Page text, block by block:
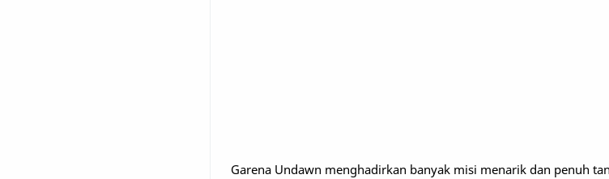
Garena Undawn menghadirkan banyak misi menarik dan penuh